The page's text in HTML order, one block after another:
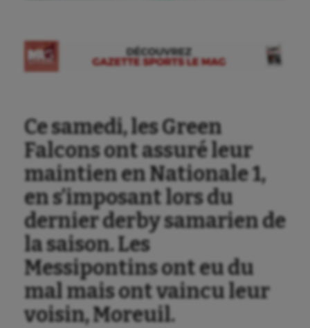
Ce samedi, les Green
Falcons ont assuré leur
maintien en Nationale 1,
en s’imposant lors du
dernier derby samarien de
la saison. Les
Messipontins ont eu du
mal mais ont vaincu leur
voisin, Moreuil.